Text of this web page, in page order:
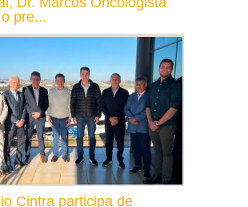
pre...
Cintra participa de